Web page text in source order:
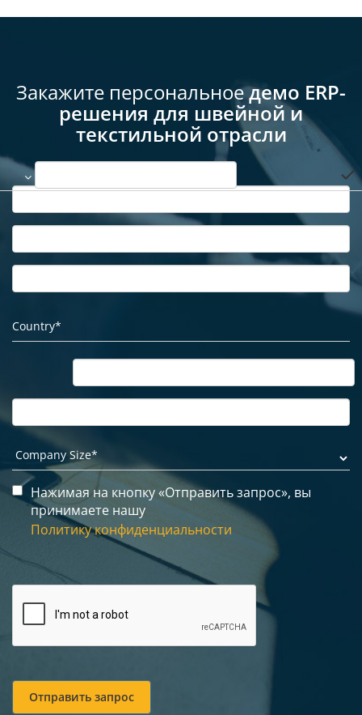
Закажите персональноедемо ERP-
решения для швейной и
текстильной отрасли
done
Нажимая на кнопку «Отправить запрос», вы
принимаете нашу
Политику конфиденциальности
Отправить запрос